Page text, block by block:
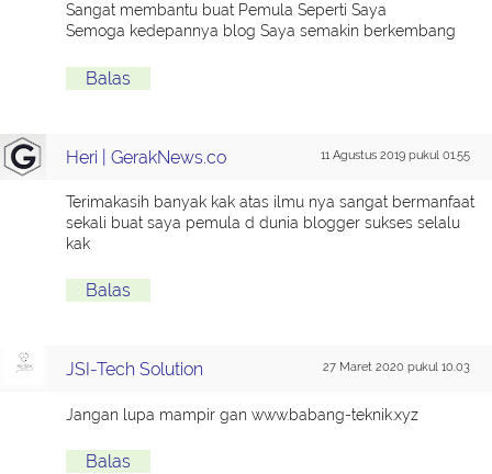
Sangat membantu buat Pemula Seperti Saya
Semoga kedepannya blog Saya semakin berkembang
Balas
Heri | GerakNews.co 11 Agustus 2019 pukul 01.55
Terimakasih banyak kak atas ilmu nya sangat bermanfaat
sekali buat saya pemula d dunia blogger sukses selalu
kak
Balas
JSI-Tech Solution 27 Maret 2020 pukul 10.03
Jangan lupa mampir gan www.babang-teknik.xyz
Balas